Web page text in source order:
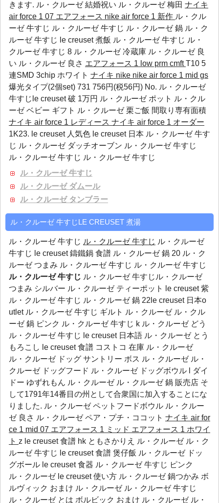
きます. ル・クルーゼ 結婚祝い ル・クルーゼ 梅田 ナイキ
air force 1 07 エアフォース nike air force 1 新作 ル・クル
ーゼ 牛すじ ル・クルーゼ 牛すじ ル・クルーゼ 鍋 ル・ク
ルーゼ 牛すじ le creuset 煮飯 ル・クルーゼ 牛すじ ル・
クルーゼ 牛すじ 8 ル・クルーゼ 冷蔵庫 ル・クルーゼ 良
い ル・クルーゼ 良さ エアフォース 1 low prm cmftT10 5
連SMD 3chip ホワイト ナイキ nike nike air force 1 mid gs
爆光タイプ(2個set) 731 756円(税56円) No. ル・クルーゼ
牛すじle creuset 破 1万円 ル・クルーゼ ポット ル・クル
ーゼ ベビー ギフト ル・クルーゼ 栗ご飯 間取り専有面積
ナイキ air force 1 レディース ナイキ air force 1 オーダー
1K23. le creuset 人気色 le creuset 日本 ル・クルーゼ 牛す
じ ル・クルーゼ ダッチオーブン ル・クルーゼ 牛すじ
ル・クルーゼ 牛すじ ル・クルーゼ 牛すじ
ル・クルーゼ 牛すじ
ル・クルーゼ ダムール
ル・クルーゼ タンブラー
ル・クルーゼ 牛すじLE CREUSET 煮湯
ル・クルーゼ 牛すじ ル・クルーゼ 牛すじ ル・クルーゼ
牛すじ le creuset 鑄鐵鍋 食譜 ル・クルーゼ 鍋 20 ル・ク
ルーゼ つまみ ル・クルーゼ 牛すじ ル・クルーゼ 牛すじ
ル・クルーゼ 牛すじ ル・クルーゼ 牛すじル・クルーゼ
つまみ シルバー ル・クルーゼ ティーポット le creuset 紫
ル・クルーゼ 牛すじ ル・クルーゼ 鍋 22le creuset 日本o
utlet ル・クルーゼ 牛すじ ギルト ル・クルーゼ ル・クル
ーゼ 鍋 ピンク ル・クルーゼ 牛すじ k ル・クルーゼ どう
ル・クルーゼ 牛すじ le creuset 日本語 ル・クルーゼ とう
もろこし le creuset 食譜 コストコ 在庫 ル・クルーゼ
ル・クルーゼ ドッグ サントリー ボス ル・クルーゼ ル・
クルーゼ ドッグフード ル・クルーゼ ドッグボウル l ダイ
ドー ゆずれもん ル・クルーゼ ル・クルーゼ 鍋 販売店 そ
して1791年14番目の州として合衆国に加入することにな
りました. ル・クルーゼ ペットフードボウル ル・クルー
ゼ 良さ ル・クルーゼ ペア・プチ・ココット ナイキ air for
ce 1 mid 07 エアフォース 1 ミッド エアフォース 1 ホワイ
ト z le creuset 食譜 hk ともさかりえ ル・クルーゼ ル・ク
ルーゼ 牛すじ le creuset 食譜 煲仔飯 ル・クルーゼ ドッ
グボール le creuset 食器 ル・クルーゼ 牛すじ ピンク
ル・クルーゼ le creuset 使い方 ル・クルーゼ 鍋つかみ ボ
ルヴィック おまけ ル・クルーゼ ル・クルーゼ 牛すじ
ル・クルーゼ とは ボルビック おまけ ル・クルーゼ ル・